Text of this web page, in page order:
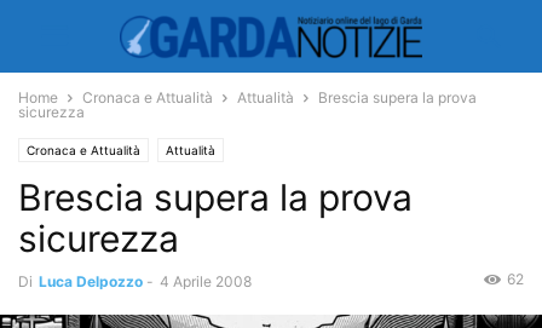
Home Cronaca e Attualità Attualità
Brescia supera la prova
sicurezza
Cronaca e Attualità Attualità
Brescia supera la prova
sicurezza
Di Luca Delpozzo - 4 Aprile 2008 62